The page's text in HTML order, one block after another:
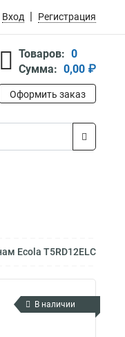
Вход Регистрация
Товаров: 0
Сумма: 0,00 ₽
Оформить заказ
Ecola T5RD12ELC
В наличии